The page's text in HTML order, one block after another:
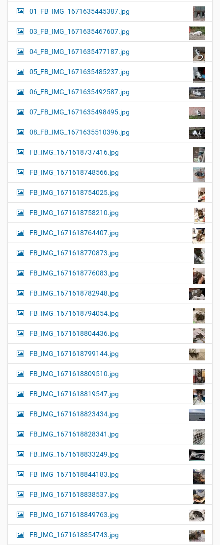
01_FB_IMG_1671635445387.jpg
03_FB_IMG_1671635467607.jpg
04_FB_IMG_1671635477187.jpg
05_FB_IMG_1671635485237.jpg
06_FB_IMG_1671635492587.jpg
07_FB_IMG_1671635498495.jpg
08_FB_IMG_1671635510396.jpg
FB_IMG_1671618737416.jpg
FB_IMG_1671618748566.jpg
FB_IMG_1671618754025.jpg
FB_IMG_1671618758210.jpg
FB_IMG_1671618764407.jpg
FB_IMG_1671618770873.jpg
FB_IMG_1671618776083.jpg
FB_IMG_1671618782948.jpg
FB_IMG_1671618794054.jpg
FB_IMG_1671618804436.jpg
FB_IMG_1671618799144.jpg
FB_IMG_1671618809510.jpg
FB_IMG_1671618819547.jpg
FB_IMG_1671618823434.jpg
FB_IMG_1671618828341.jpg
FB_IMG_1671618833249.jpg
FB_IMG_1671618844183.jpg
FB_IMG_1671618838537.jpg
FB_IMG_1671618849763.jpg
FB_IMG_1671618854743.jpg